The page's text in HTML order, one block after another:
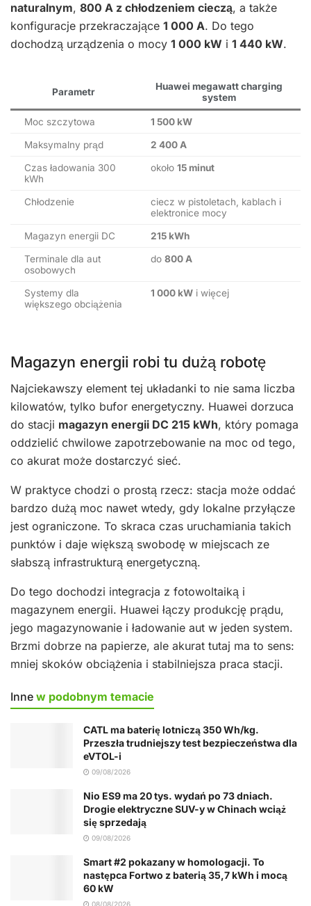
naturalnym, 800 A z chłodzeniem cieczą, a także
konfiguracje przekraczające 1 000 A. Do tego
dochodzą urządzenia o mocy 1 000 kW i 1 440 kW.
Parametr
Huawei megawatt charging
system
Moc szczytowa 1 500 kW
Maksymalny prąd 2 400 A
Czas ładowania 300
kWh
około 15 minut
Chłodzenie
ciecz w pistoletach, kablach i
elektronice mocy
Magazyn energii DC 215 kWh
Terminale dla aut
osobowych
do 800 A
Systemy dla
większego obciążenia
1 000 kW i więcej
Magazyn energii robi tu dużą robotę
Najciekawszy element tej układanki to nie sama liczba
kilowatów, tylko bufor energetyczny. Huawei dorzuca
do stacji magazyn energii DC 215 kWh, który pomaga
oddzielić chwilowe zapotrzebowanie na moc od tego,
co akurat może dostarczyć sieć.
W praktyce chodzi o prostą rzecz: stacja może oddać
bardzo dużą moc nawet wtedy, gdy lokalne przyłącze
jest ograniczone. To skraca czas uruchamiania takich
punktów i daje większą swobodę w miejscach ze
słabszą infrastrukturą energetyczną.
Do tego dochodzi integracja z fotowoltaiką i
magazynem energii. Huawei łączy produkcję prądu,
jego magazynowanie i ładowanie aut w jeden system.
Brzmi dobrze na papierze, ale akurat tutaj ma to sens:
mniej skoków obciążenia i stabilniejsza praca stacji.
Inne w podobnym temacie
CATL ma baterię lotniczą 350 Wh/kg.
Przeszła trudniejszy test bezpieczeństwa dla
eVTOL-i
09/08/2026
Nio ES9 ma 20 tys. wydań po 73 dniach.
Drogie elektryczne SUV-y w Chinach wciąż
się sprzedają
09/08/2026
Smart #2 pokazany w homologacji. To
następca Fortwo z baterią 35,7 kWh i mocą
60 kW
08/08/2026